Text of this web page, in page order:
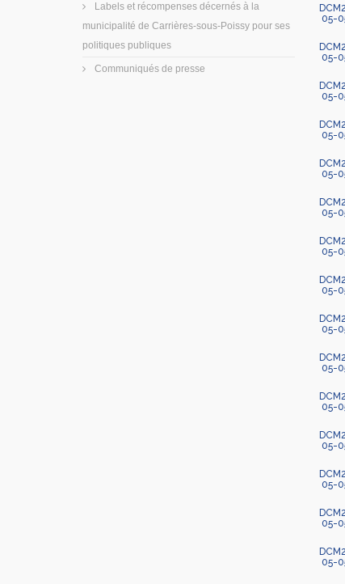
Labels et récompenses décernés à la
municipalité de Carrières-sous-Poissy pour ses
politiques publiques
Communiqués de presse
05-
05-
05-
05-
05-
05-
05-
05-
05-
05-
05-
05-
05-
05-
05-